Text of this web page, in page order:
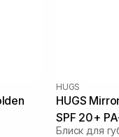
HUGS
HUGS
SPF 20+
Блиск для